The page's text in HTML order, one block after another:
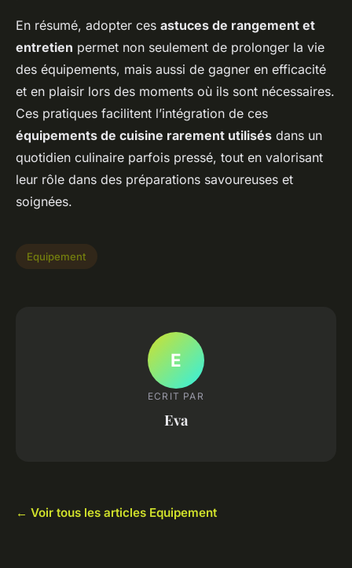
En résumé, adopter ces astuces de rangement et
entretien permet non seulement de prolonger la vie
des équipements, mais aussi de gagner en efficacité
et en plaisir lors des moments où ils sont nécessaires.
Ces pratiques facilitent l’intégration de ces
équipements de cuisine rarement utilisés dans un
quotidien culinaire parfois pressé, tout en valorisant
leur rôle dans des préparations savoureuses et
soignées.
Equipement
E
ECRIT PAR
Eva
← Voir tous les articles Equipement